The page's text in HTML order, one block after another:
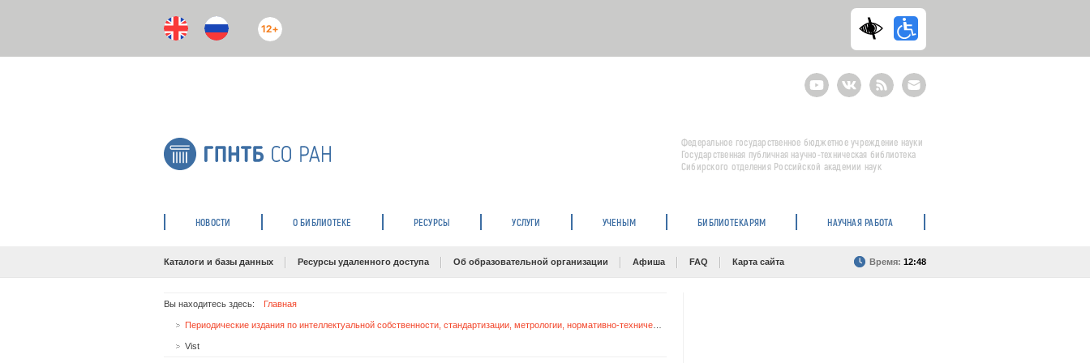
12+
YoutubeВКонтактеRSS
E-
mail
подписка
Федеральное государственное бюджетное учреждение науки
Государственная публичная научно-техническая библиотека
Сибирского отделения Российской академии наук
НОВОСТИ О БИБЛИОТЕКЕ РЕСУРСЫ УСЛУГИ УЧЕНЫМ БИБЛИОТЕКАРЯМ НАУЧНАЯ РАБОТА
Каталоги и базы данных Ресурсы удаленного доступа Об образовательной организации Афиша FAQ Карта сайта Время: 12:48
Вы находитесь здесь: Главная
Vist